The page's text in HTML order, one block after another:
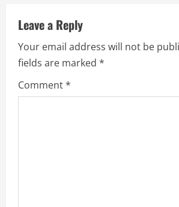
e
R
e
Leave a Reply
Your email address will not be
fields are marked *
Comment*